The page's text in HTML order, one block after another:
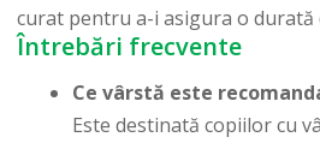
curat pentru a-i asigura o durată
Întrebări frecvente
Ce vârstă este
Este destinată copiilor cu